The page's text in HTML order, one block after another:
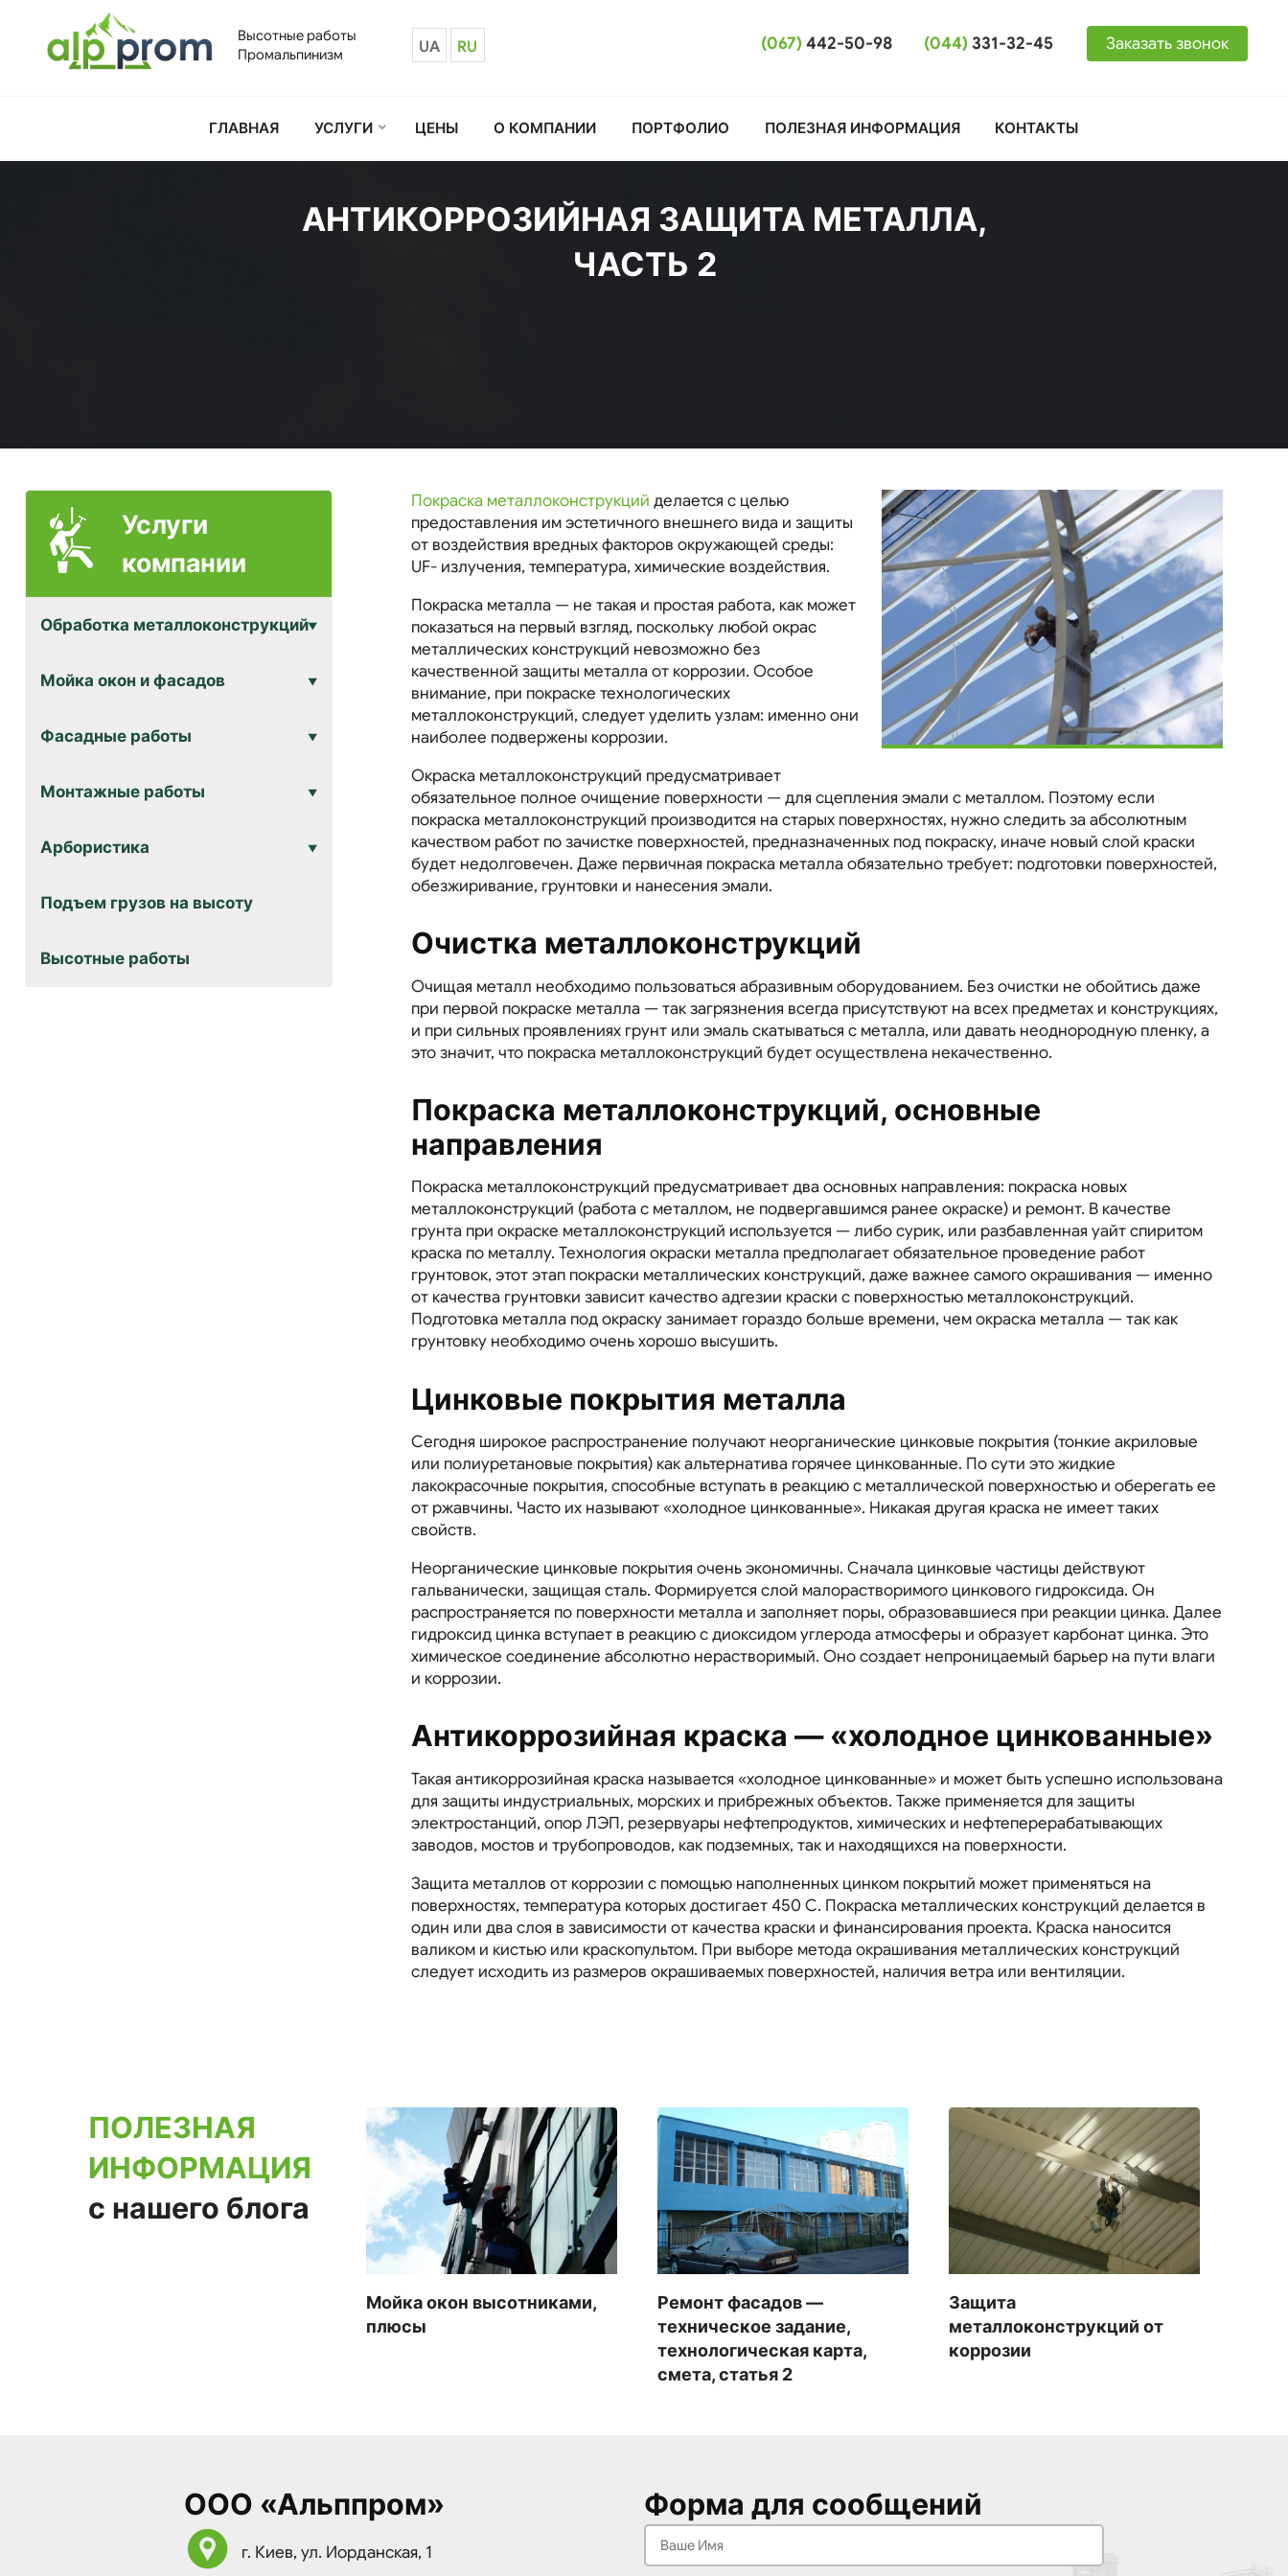
содержимому
Высотные работы
Промальпинизм
Заказать звонок
(044) 331-32-45
(067) 442-50-98
UA RU
ГЛАВНАЯ УСЛУГИ ЦЕНЫ О КОМПАНИИ ПОРТФОЛИО ПОЛЕЗНАЯ ИНФОРМАЦИЯ КОНТАКТЫ
АНТИКОРРОЗИЙНАЯ ЗАЩИТА МЕТАЛЛА,
ЧАСТЬ 2
Покраска металлоконструкций делается с целью
предоставления им эстетичного внешнего вида и защиты
от воздействия вредных факторов окружающей среды:
UF- излучения, температура, химические воздействия.
Покраска металла — не такая и простая работа, как может
показаться на первый взгляд, поскольку любой окрас
металлических конструкций невозможно без
качественной защиты металла от коррозии. Особое
внимание, при покраске технологических
металлоконструкций, следует уделить узлам: именно они
наиболее подвержены коррозии.
Окраска металлоконструкций предусматривает
обязательное полное очищение поверхности — для сцепления эмали с металлом. Поэтому если
покраска металлоконструкций производится на старых поверхностях, нужно следить за абсолютным
качеством работ по зачистке поверхностей, предназначенных под покраску, иначе новый слой краски
будет недолговечен. Даже первичная покраска металла обязательно требует: подготовки поверхностей,
обезжиривание, грунтовки и нанесения эмали.
Очистка металлоконструкций
Очищая металл необходимо пользоваться абразивным оборудованием. Без очистки не обойтись даже
при первой покраске металла — так загрязнения всегда присутствуют на всех предметах и конструкциях,
и при сильных проявлениях грунт или эмаль скатываться с металла, или давать неоднородную пленку, а
это значит, что покраска металлоконструкций будет осуществлена некачественно.
Покраска металлоконструкций, основные
направления
Покраска металлоконструкций предусматривает два основных направления: покраска новых
металлоконструкций (работа с металлом, не подвергавшимся ранее окраске) и ремонт. В качестве
грунта при окраске металлоконструкций используется — либо сурик, или разбавленная уайт спиритом
краска по металлу. Технология окраски металла предполагает обязательное проведение работ
грунтовок, этот этап покраски металлических конструкций, даже важнее самого окрашивания — именно
от качества грунтовки зависит качество адгезии краски с поверхностью металлоконструкций.
Подготовка металла под окраску занимает гораздо больше времени, чем окраска металла — так как
грунтовку необходимо очень хорошо высушить.
Цинковые покрытия металла
Сегодня широкое распространение получают неорганические цинковые покрытия (тонкие акриловые
или полиуретановые покрытия) как альтернатива горячее цинкованные. По сути это жидкие
лакокрасочные покрытия, способные вступать в реакцию с металлической поверхностью и оберегать ее
от ржавчины. Часто их называют «холодное цинкованные». Никакая другая краска не имеет таких
свойств.
Неорганические цинковые покрытия очень экономичны. Сначала цинковые частицы действуют
гальванически, защищая сталь. Формируется слой малорастворимого цинкового гидроксида. Он
распространяется по поверхности металла и заполняет поры, образовавшиеся при реакции цинка. Далее
гидроксид цинка вступает в реакцию с диоксидом углерода атмосферы и образует карбонат цинка. Это
химическое соединение абсолютно нерастворимый. Оно создает непроницаемый барьер на пути влаги
и коррозии.
Антикоррозийная краска — «холодное цинкованные»
Такая антикоррозийная краска называется «холодное цинкованные» и может быть успешно использована
для защиты индустриальных, морских и прибрежных объектов. Также применяется для защиты
электростанций, опор ЛЭП, резервуары нефтепродуктов, химических и нефтеперерабатывающих
заводов, мостов и трубопроводов, как подземных, так и находящихся на поверхности.
Защита металлов от коррозии с помощью наполненных цинком покрытий может применяться на
поверхностях, температура которых достигает 450 С. Покраска металлических конструкций делается в
один или два слоя в зависимости от качества краски и финансирования проекта. Краска наносится
валиком и кистью или краскопультом. При выборе метода окрашивания металлических конструкций
следует исходить из размеров окрашиваемых поверхностей, наличия ветра или вентиляции.
Услуги
компании
Обработка металлоконструкций
Мойка окон и фасадов
Фасадные работы
Монтажные работы
Арбористика
Подъем грузов на высоту
Высотные работы
ПОЛЕЗНАЯ
ИНФОРМАЦИЯ
с нашего блога
Мойка окон высотниками,
плюсы
Ремонт фасадов —
техническое задание,
технологическая карта,
смета, статья 2
Защита
металлоконструкций от
коррозии
ООО «Альппром»
г. Киев, ул. Иорданская, 1
Форма для сообщений